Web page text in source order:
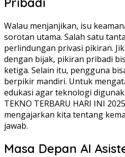
Walau menjanjikan, isu
sorotan utama. Salah satu
perlindungan privasi pikiran.
dengan bijak, pikiran pribadi
ketiga. Selain itu, pengguna
berpikir mandiri. Untuk
edukasi agar teknologi
TEKNO TERBARU HARI INI
mengajarkan kita tentang
jawab.
Masa Depan AI